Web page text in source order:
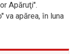
Apăruţi".
va apărea, în luna